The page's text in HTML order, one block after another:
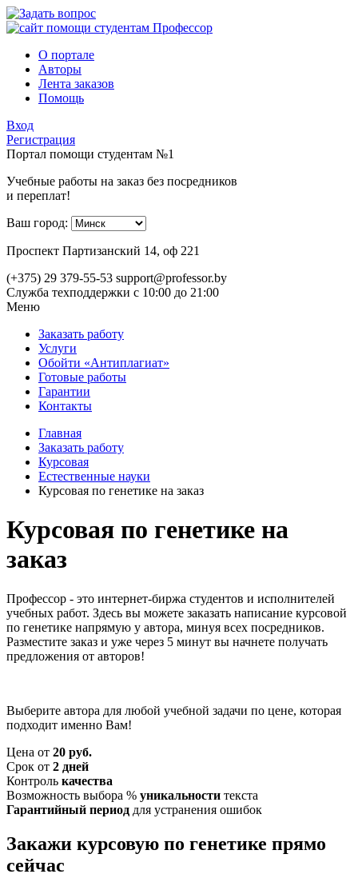
О портале
Авторы
Лента заказов
Помощь
Вход
Регистрация
Портал помощи студентам №1
Учебные работы на заказ без посредников
и переплат!
Ваш город:
Проспект Партизанский 14, оф 221
(+375) 29 379-55-53 support@professor.by
Служба техподдержки с 10:00 до 21:00
Меню
Заказать работу
Услуги
Обойти «Антиплагиат»
Готовые работы
Гарантии
Контакты
Главная
Заказать работу
Курсовая
Естественные науки
Курсовая по генетике на заказ
Курсовая по генетике на
заказ
Профессор - это интернет-биржа студентов и исполнителей
учебных работ. Здесь вы можете заказать написание курсовой
по генетике напрямую у автора, минуя всех посредников.
Разместите заказ и уже через 5 минут вы начнете получать
предложения от авторов!
Выберите автора для любой учебной задачи по цене, которая
подходит именно Вам!
Цена от 20 руб.
Срок от 2 дней
Контроль качества
Возможность выбора % уникальности текста
Гарантийный период для устранения ошибок
Закажи курсовую по генетике прямо
сейчас